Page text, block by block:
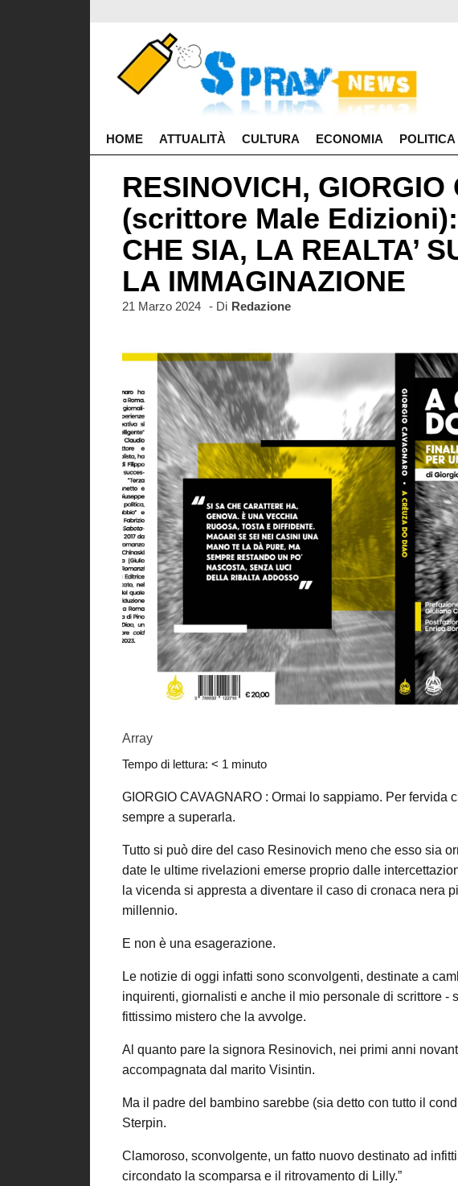
HOME ATTUALITÀ CULTURA ECONOMIA POLITICA
RESINOVICH, GIORGIO
(scrittore Male
CHE SIA, LA REALTA’
LA IMMAGINAZIONE
21 Marzo 2024 - Di Redazione
Array
Tempo di lettura: < 1 minuto
GIORGIO CAVAGNARO : Ormai lo sappiamo. Per fervida
sempre a superarla.
Tutto si può dire del caso Resinovich meno che esso sia
date le ultime rivelazioni emerse proprio dalle
la vicenda si appresta a diventare il caso di cronaca nera
millennio.
E non è una esagerazione.
Le notizie di oggi infatti sono sconvolgenti, destinate a
inquirenti, giornalisti e anche il mio personale di scrittore -
fittissimo mistero che la avvolge.
Al quanto pare la signora Resinovich, nei primi anni
accompagnata dal marito Visintin.
Ma il padre del bambino sarebbe (sia detto con tutto il
Sterpin.
Clamoroso, sconvolgente, un fatto nuovo destinato ad
circondato la scomparsa e il ritrovamento di Lilly.”